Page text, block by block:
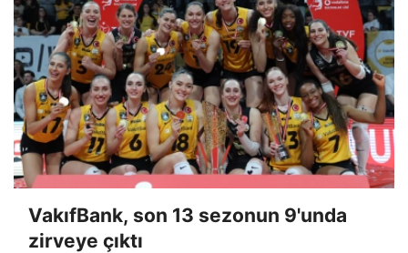
VakıfBank, son 13 sezonun 9'unda
zirveye çıktı